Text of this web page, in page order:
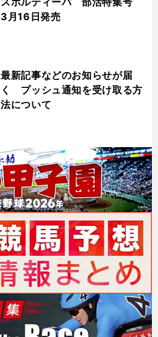
3月16日発売
最新記事などのお知らせが届
く プッシュ通知を受け取る方
法について